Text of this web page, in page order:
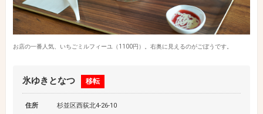
お店の一番人気、いちごミルフィーユ（1100円）。右奥に見えるのがごぼうです。
氷ゆきとなつ 移転
住所
杉並区西荻北4-26-10